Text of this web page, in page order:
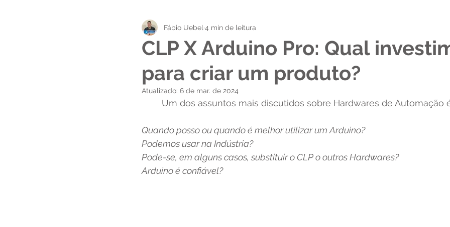
Empregabilidade Técnica
CLP X Arduino Pro: Qual
para criar um produto?
Fábio Uebel 4 min de leitura
Atualizado: 6 de mar. de 2024
Um dos assuntos mais discutidos sobre Hardwares de Automação
Quando posso ou quando é melhor utilizar um Arduino?
Podemos usar na Indústria?
Pode-se, em alguns casos, substituir o CLP o outros Hardwares?
Arduino é confiável?